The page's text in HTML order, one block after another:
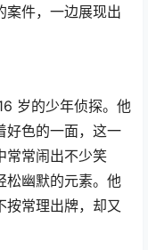
案件，一边展现出
岁的少年侦探。他
好色的一面，这一
常常闹出不少笑
松幽默的元素。他
按常理出牌，却又